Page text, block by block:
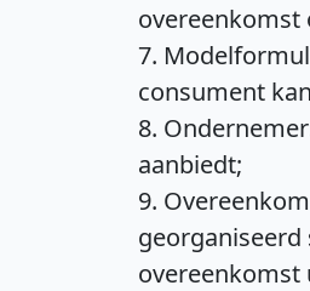
overeenkomst
7.
consument
8.
aanbiedt;
9.
overeenkomst